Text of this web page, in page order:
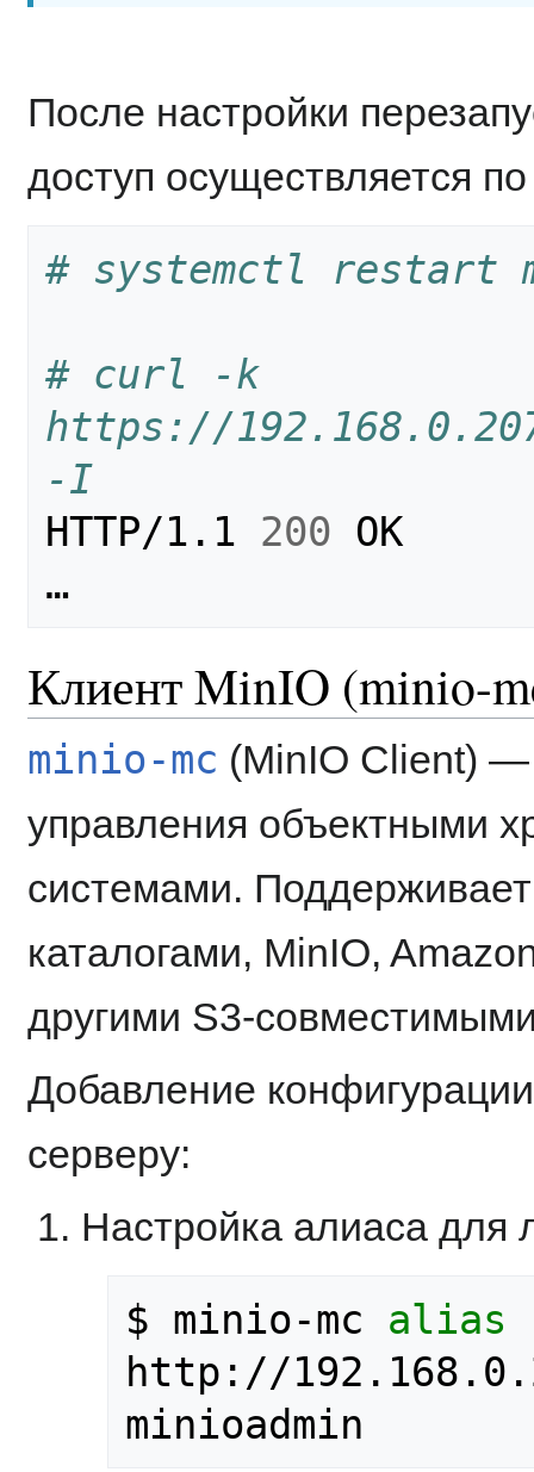
После настройки
доступ осуществляется
# systemctl restart
# curl -k
https://
-I
HTTP/1.1 200 OK
Клиент MinIO (minio-
minio-mc (MinIO Client) —
управления объектными
системами.
каталогами, MinIO,
другими S3-
Добавление
серверу:
Настройка алиаса для
$ minio-mc alias
http://